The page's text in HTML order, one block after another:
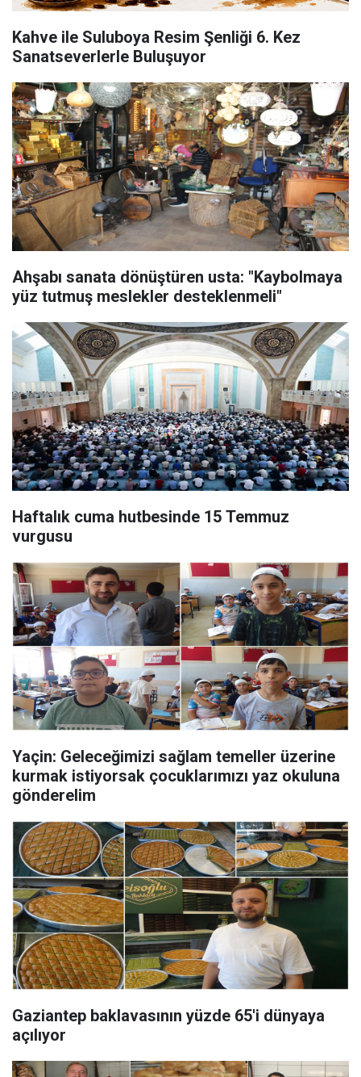
Kahve ile Suluboya Resim Şenliği 6. Kez
Sanatseverlerle Buluşuyor
Ahşabı sanata dönüştüren usta: "Kaybolmaya
yüz tutmuş meslekler desteklenmeli"
Haftalık cuma hutbesinde 15 Temmuz
vurgusu
Yaçin: Geleceğimizi sağlam temeller üzerine
kurmak istiyorsak çocuklarımızı yaz okuluna
gönderelim
Gaziantep baklavasının yüzde 65'i dünyaya
açılıyor